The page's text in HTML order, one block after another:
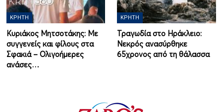
ΚΡΉΤΗ
Κυριάκος Μητσοτάκης: Με
συγγενείς και φίλους στα
Σφακιά – Ολιγοήμερες
ανάσες…
ΚΡΉΤΗ
Τραγωδία στο Ηράκλειο:
Νεκρός ανασύρθηκε
65χρονος από τη θάλασσα